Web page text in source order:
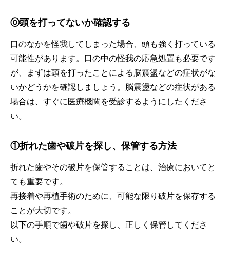
⓪頭を打ってないか確認する
口のなかを怪我してしまった場合、頭も強く打っている
可能性があります。口の中の怪我の応急処置も必要です
が、まずは頭を打ったことによる脳震盪などの症状がな
いかどうかを確認しましょう。脳震盪などの症状がある
場合は、すぐに医療機関を受診するようにしたくださ
い。
①折れた歯や破片を探し、保管する方法
折れた歯やその破片を保管することは、治療においてと
ても重要です。
再接着や再植手術のために、可能な限り破片を保存する
ことが大切です。
以下の手順で歯や破片を探し、正しく保管してくださ
い。